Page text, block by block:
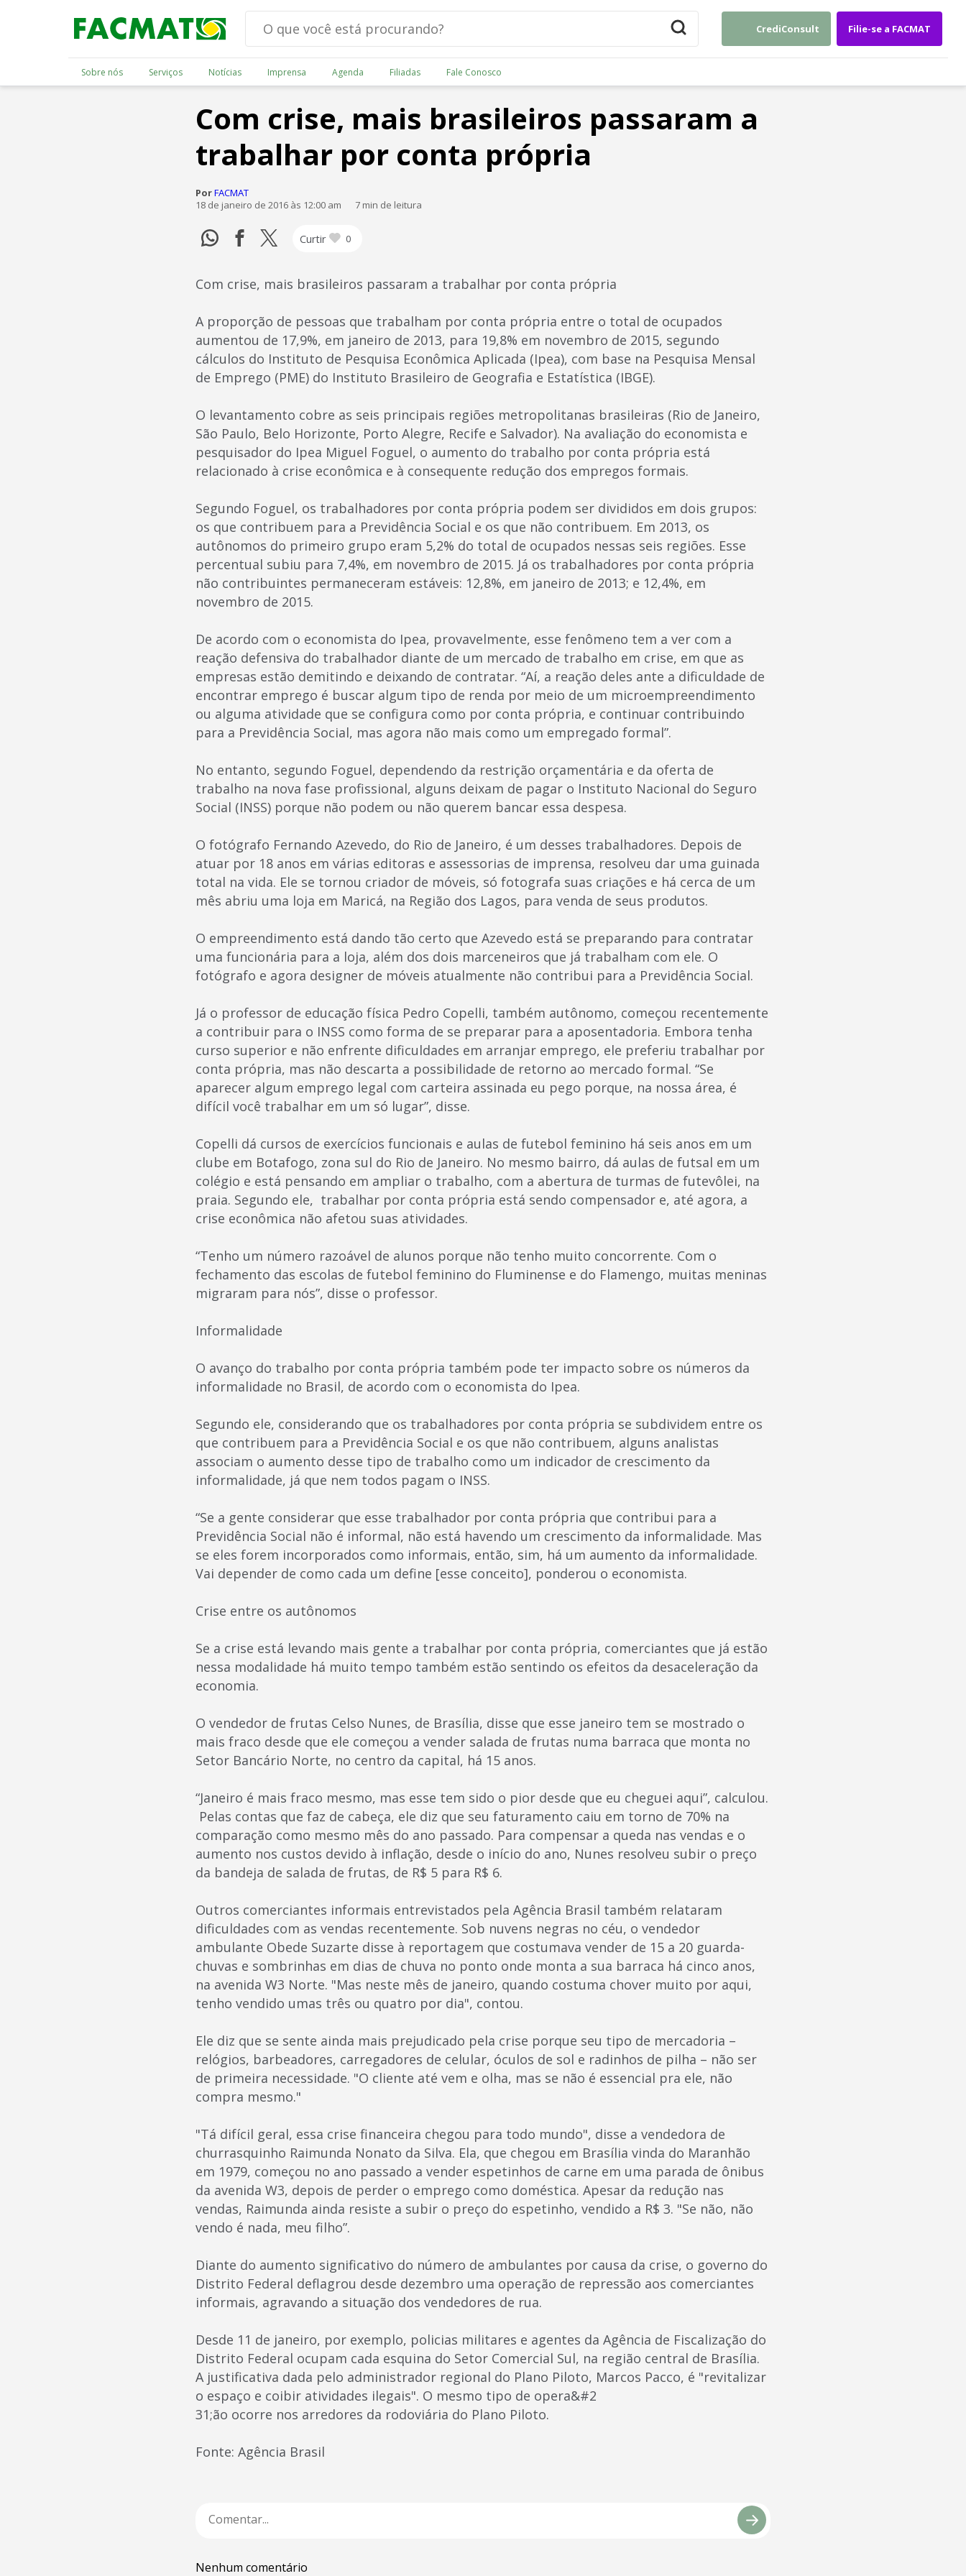
CrediConsult Filie-se a FACMAT
Sobre nós Serviços Notícias Imprensa Agenda Filiadas Fale Conosco
Com crise, mais brasileiros passaram a
trabalhar por conta própria
PorFACMAT
18 de janeiro de 2016 às 12:00 am
7 min de leitura
Curtir 0
Com crise, mais brasileiros passaram a trabalhar por conta própria
A proporção de pessoas que trabalham por conta própria entre o total de ocupados
aumentou de 17,9%, em janeiro de 2013, para 19,8% em novembro de 2015, segundo
cálculos do Instituto de Pesquisa Econômica Aplicada (Ipea), com base na Pesquisa Mensal
de Emprego (PME) do Instituto Brasileiro de Geografia e Estatística (IBGE).
O levantamento cobre as seis principais regiões metropolitanas brasileiras (Rio de Janeiro,
São Paulo, Belo Horizonte, Porto Alegre, Recife e Salvador). Na avaliação do economista e
pesquisador do Ipea Miguel Foguel, o aumento do trabalho por conta própria está
relacionado à crise econômica e à consequente redução dos empregos formais.
Segundo Foguel, os trabalhadores por conta própria podem ser divididos em dois grupos:
os que contribuem para a Previdência Social e os que não contribuem. Em 2013, os
autônomos do primeiro grupo eram 5,2% do total de ocupados nessas seis regiões. Esse
percentual subiu para 7,4%, em novembro de 2015. Já os trabalhadores por conta própria
não contribuintes permaneceram estáveis: 12,8%, em janeiro de 2013; e 12,4%, em
novembro de 2015.
De acordo com o economista do Ipea, provavelmente, esse fenômeno tem a ver com a
reação defensiva do trabalhador diante de um mercado de trabalho em crise, em que as
empresas estão demitindo e deixando de contratar. “Aí, a reação deles ante a dificuldade de
encontrar emprego é buscar algum tipo de renda por meio de um microempreendimento
ou alguma atividade que se configura como por conta própria, e continuar contribuindo
para a Previdência Social, mas agora não mais como um empregado formal”.
No entanto, segundo Foguel, dependendo da restrição orçamentária e da oferta de
trabalho na nova fase profissional, alguns deixam de pagar o Instituto Nacional do Seguro
Social (INSS) porque não podem ou não querem bancar essa despesa.
O fotógrafo Fernando Azevedo, do Rio de Janeiro, é um desses trabalhadores. Depois de
atuar por 18 anos em várias editoras e assessorias de imprensa, resolveu dar uma guinada
total na vida. Ele se tornou criador de móveis, só fotografa suas criações e há cerca de um
mês abriu uma loja em Maricá, na Região dos Lagos, para venda de seus produtos.
O empreendimento está dando tão certo que Azevedo está se preparando para contratar
uma funcionária para a loja, além dos dois marceneiros que já trabalham com ele. O
fotógrafo e agora designer de móveis atualmente não contribui para a Previdência Social.
Já o professor de educação física Pedro Copelli, também autônomo, começou recentemente
a contribuir para o INSS como forma de se preparar para a aposentadoria. Embora tenha
curso superior e não enfrente dificuldades em arranjar emprego, ele preferiu trabalhar por
conta própria, mas não descarta a possibilidade de retorno ao mercado formal. “Se
aparecer algum emprego legal com carteira assinada eu pego porque, na nossa área, é
difícil você trabalhar em um só lugar”, disse.
Copelli dá cursos de exercícios funcionais e aulas de futebol feminino há seis anos em um
clube em Botafogo, zona sul do Rio de Janeiro. No mesmo bairro, dá aulas de futsal em um
colégio e está pensando em ampliar o trabalho, com a abertura de turmas de futevôlei, na
praia. Segundo ele, trabalhar por conta própria está sendo compensador e, até agora, a
crise econômica não afetou suas atividades.
“Tenho um número razoável de alunos porque não tenho muito concorrente. Com o
fechamento das escolas de futebol feminino do Fluminense e do Flamengo, muitas meninas
migraram para nós”, disse o professor.
Informalidade
O avanço do trabalho por conta própria também pode ter impacto sobre os números da
informalidade no Brasil, de acordo com o economista do Ipea.
Segundo ele, considerando que os trabalhadores por conta própria se subdividem entre os
que contribuem para a Previdência Social e os que não contribuem, alguns analistas
associam o aumento desse tipo de trabalho como um indicador de crescimento da
informalidade, já que nem todos pagam o INSS.
“Se a gente considerar que esse trabalhador por conta própria que contribui para a
Previdência Social não é informal, não está havendo um crescimento da informalidade. Mas
se eles forem incorporados como informais, então, sim, há um aumento da informalidade.
Vai depender de como cada um define [esse conceito], ponderou o economista.
Crise entre os autônomos
Se a crise está levando mais gente a trabalhar por conta própria, comerciantes que já estão
nessa modalidade há muito tempo também estão sentindo os efeitos da desaceleração da
economia.
O vendedor de frutas Celso Nunes, de Brasília, disse que esse janeiro tem se mostrado o
mais fraco desde que ele começou a vender salada de frutas numa barraca que monta no
Setor Bancário Norte, no centro da capital, há 15 anos.
“Janeiro é mais fraco mesmo, mas esse tem sido o pior desde que eu cheguei aqui”, calculou.
Pelas contas que faz de cabeça, ele diz que seu faturamento caiu em torno de 70% na
comparação como mesmo mês do ano passado. Para compensar a queda nas vendas e o
aumento nos custos devido à inflação, desde o início do ano, Nunes resolveu subir o preço
da bandeja de salada de frutas, de R$ 5 para R$ 6.
Outros comerciantes informais entrevistados pela Agência Brasil também relataram
dificuldades com as vendas recentemente. Sob nuvens negras no céu, o vendedor
ambulante Obede Suzarte disse à reportagem que costumava vender de 15 a 20 guarda-
chuvas e sombrinhas em dias de chuva no ponto onde monta a sua barraca há cinco anos,
na avenida W3 Norte. "Mas neste mês de janeiro, quando costuma chover muito por aqui,
tenho vendido umas três ou quatro por dia", contou.
Ele diz que se sente ainda mais prejudicado pela crise porque seu tipo de mercadoria –
relógios, barbeadores, carregadores de celular, óculos de sol e radinhos de pilha – não ser
de primeira necessidade. "O cliente até vem e olha, mas se não é essencial pra ele, não
compra mesmo."
"Tá difícil geral, essa crise financeira chegou para todo mundo", disse a vendedora de
churrasquinho Raimunda Nonato da Silva. Ela, que chegou em Brasília vinda do Maranhão
em 1979, começou no ano passado a vender espetinhos de carne em uma parada de ônibus
da avenida W3, depois de perder o emprego como doméstica. Apesar da redução nas
vendas, Raimunda ainda resiste a subir o preço do espetinho, vendido a R$ 3. "Se não, não
vendo é nada, meu filho”.
Diante do aumento significativo do número de ambulantes por causa da crise, o governo do
Distrito Federal deflagrou desde dezembro uma operação de repressão aos comerciantes
informais, agravando a situação dos vendedores de rua.
Desde 11 de janeiro, por exemplo, policias militares e agentes da Agência de Fiscalização do
Distrito Federal ocupam cada esquina do Setor Comercial Sul, na região central de Brasília.
A justificativa dada pelo administrador regional do Plano Piloto, Marcos Pacco, é "revitalizar
o espaço e coibir atividades ilegais". O mesmo tipo de opera&#2
31;ão ocorre nos arredores da rodoviária do Plano Piloto.
Fonte: Agência Brasil
Nenhum comentário